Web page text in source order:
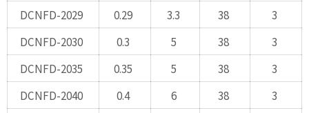
DCNFD-2029
0.29 3.3 38
3
DCNFD-2030
0.3 5 38
3
DCNFD-2035
0.35 5 38
3
DCNFD-2040
0.4 6 38
3